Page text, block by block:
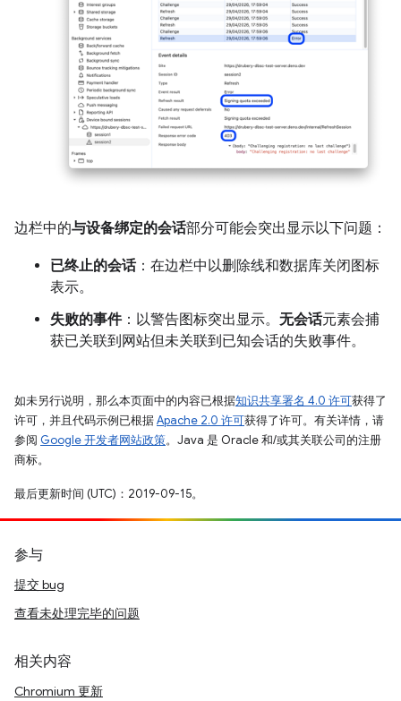
边栏中的与设备绑定的会话部分可能会突出显示以下问题：
已终止的会话：在边栏中以删除线和数据库关闭图标
表示。
失败的事件：以警告图标突出显示。 无会话元素会捕
获已关联到网站但未关联到已知会话的失败事件。
如未另行说明，那么本页面中的内容已根据知识共享署名 4.0 许可获得了
许可，并且代码示例已根据Apache 2.0 许可获得了许可。有关详情，请
参阅 Google 开发者网站政策。Java 是 Oracle 和/或其关联公司的注册
商标。
最后更新时间 (UTC)：2019-09-15。
参与
提交 bug
查看未处理完毕的问题
相关内容
Chromium 更新